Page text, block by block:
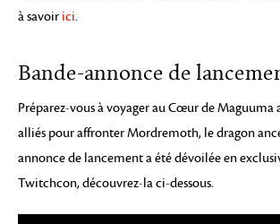
à savoir ici.
Bande-annonce de
Préparez-vous à voyager au Cœur de Maguuma
alliés pour affronter Mordremoth, le dragon
annonce de lancement a été dévoilée en
Twitchcon, découvrez-la ci-dessous.